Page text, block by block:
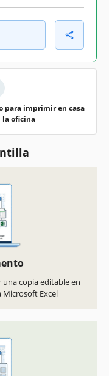
para imprimir en casa
la oficina
una copia editable en
Microsoft Excel